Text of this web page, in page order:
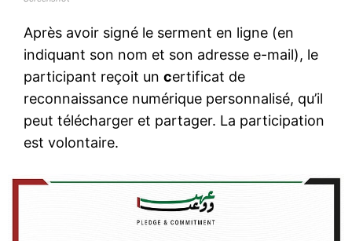
Après avoir signé le serment en ligne (en
indiquant son nom et son adresse e-mail), le
participant reçoit un certificat de
reconnaissance numérique personnalisé, qu’il
peut télécharger et partager. La participation
est volontaire.